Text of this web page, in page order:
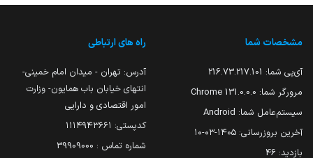
مشخصات شما
آی‌پی شما: 216.73.217.101
مرورگر شما: 131.0.0.0 Chrome
سیستم‌عامل شما: Android
آخرین بروزرسانی: ۱۴۰۵-۰۳-۱۰
بازدید: 46
راه های ارتباطی
آدرس: تهران - میدان امام خمینی-
انتهای خیابان باب همایون- وزارت
امور اقتصادی و دارایی
کدپستی: ۱۱۱۴۹۴۳۶۶۱
شماره تماس : 39909000